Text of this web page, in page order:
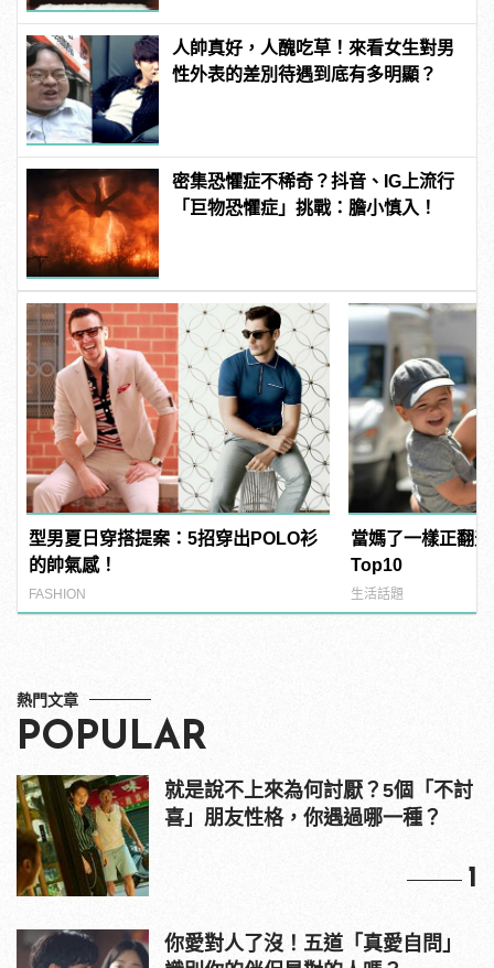
人帥真好，人醜吃草！來看女生對男
性外表的差別待遇到底有多明顯？
密集恐懼症不稀奇？抖音、IG上流行
「巨物恐懼症」挑戰：膽小慎入！
型男夏日穿搭提案：5招穿出POLO衫
的帥氣感！
FASHION
當媽了一樣正翻
Top10
生活話題
熱門文章
POPULAR
就是說不上來為何討厭？5個「不討
喜」朋友性格，你遇過哪一種？
1
你愛對人了沒！五道「真愛自問」